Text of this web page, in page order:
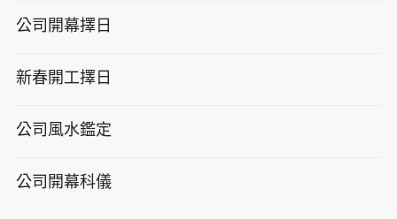
公司開幕擇日
新春開工擇日
公司風水鑑定
公司開幕科儀